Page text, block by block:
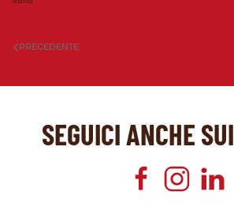
PRECEDENTE
SEGUICI ANCHE